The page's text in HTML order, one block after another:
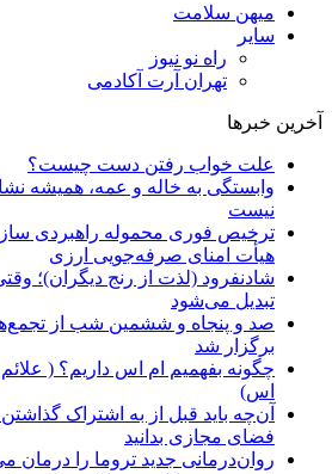
میهن سلامت
سایر
راه نو نیوز
تهران آرت آکادمی
آخرین خبرها
علت خواب رفتن دست چیست؟
وابستگی به خاله و عمه، همیشه
نیست
ترخیص فوری محموله راهبردی
هیأت امنای صرفه‌جویی ارزی
شادنفرود (لذت از رنج دیگران)؛
تبدیل می‌شود
صد و پنجاه‌ و ششمین شب از
برگزار شد
چگونه بفهمیم ام اس داریم؟ (
اس)
آن‌چه باید قبل از به اشتراک
فضای مجازی بدانید
روان‌درمانی جدید تروما را درمان